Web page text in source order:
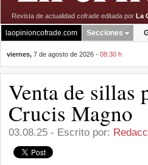
Revista de actualidad cofrade editada por La
laopinioncofrade.com Secciones
viernes, 7 de agosto de 2026 - 08:30 h
Venta de sillas
Crucis Magno
03.08.25 - Escrito por: